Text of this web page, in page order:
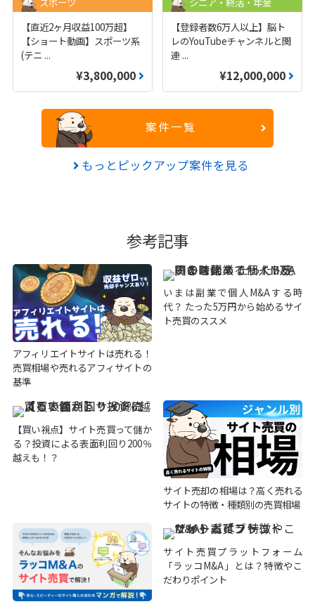
【直近2ヶ月収益100万超】
【ショート動画】スポーツ系
(テニ ...
¥3,800,000
【登録者数6万人以上】脳ト
レのYouTubeチャンネルと関
連 ...
¥12,000,000
案件一覧
もっとピックアップ案件を見る
参考記事
アフィリエイトサイトは売れる！
売買相場や売れるアフィサイトの
基準
いまは副業で個人M&Aする時
代？ たった5万円から始めるサイ
ト売買のススメ
【買い視点】サイト売買って儲か
る？投資による表面利回り200％
越えも！？
サイト売却の相場は？高く売れる
サイトの特徴・種類別の売買相場
サイト売買プラットフォーム
「ラッコM&A」とは？特徴やこ
だわりポイント